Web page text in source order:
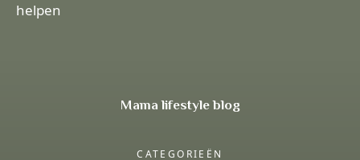
helpen
Mama lifestyle blog
CATEGORIEËN